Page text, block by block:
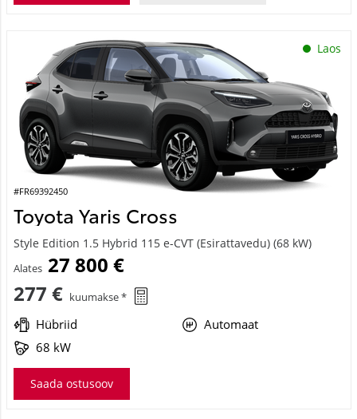
Laos
#FR69392450
Toyota Yaris Cross
Style Edition 1.5 Hybrid 115 e-CVT (Esirattavedu) (68 kW)
Alates 27 800 €
277 € kuumakse *
Hübriid
Automaat
68 kW
Saada ostusoov